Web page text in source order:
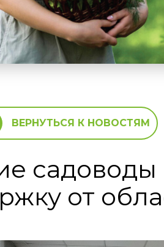
ВЕРНУТЬСЯ К НОВОСТЯМ
от